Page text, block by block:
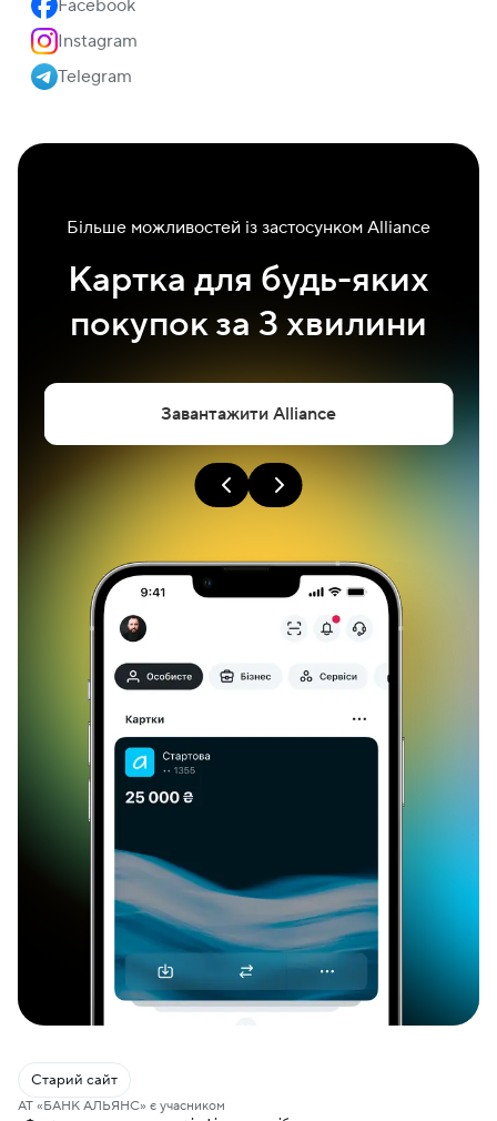
Facebook
Instagram
Telegram
Більше можливостей із застосунком Alliance
Картка для будь-яких
покупок за 3 хвилини
Завантажити Alliance
Старий сайт
АТ «БАНК АЛЬЯНС» є учасником